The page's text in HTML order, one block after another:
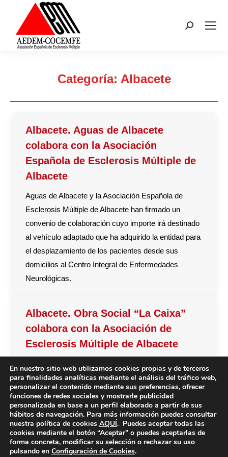
Buscar:
Categoría: Albacete
Albacete. Aguas de Albacete
colabora con la Asociación
Española de Esclerosis Múltiple de
Albacete
Aguas de Albacete y la Asociación Española de
Esclerosis Múltiple de Albacete han firmado un
convenio de colaboración cuyo importe irá destinado
al vehículo adaptado que ha adquirido la entidad para
el desplazamiento de los pacientes desde sus
domicilios al Centro Integral de Enfermedades
Neurológicas.
Albacete. Obra Social “La Caixa”
colabora con la Asociación de
Esclerosis Múltiple de Albacete
Española de Esclerosis Múltiple de Albacete con
10.000,00 € para la compra de una furgoneta
adaptada, el importe se ha destinado a sufragar parte
del gasto generado por la adquisición del vehículo
adaptado para el desplazamiento de los pacientes
con movilidad reducida desde sus domicilios al
En nuestro sitio web utilizamos cookies propias y de terceros
para finalidades analíticas mediante el análisis del tráfico web,
personalizar el contenido mediante sus preferencias, ofrecer
funciones de redes sociales y mostrarle publicidad
personalizada en base a un perfil elaborado a partir de sus
hábitos de navegación. Para más información puedes consultar
nuestra política de cookies AQUÍ. Puedes aceptar todas las
cookies mediante el botón “Aceptar” o puedes aceptarlas de
forma concreta, modificar su selección o rechazar su uso
pulsando en Configuración de Cookies.